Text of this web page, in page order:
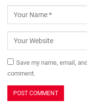
Save my name, email,
comment.